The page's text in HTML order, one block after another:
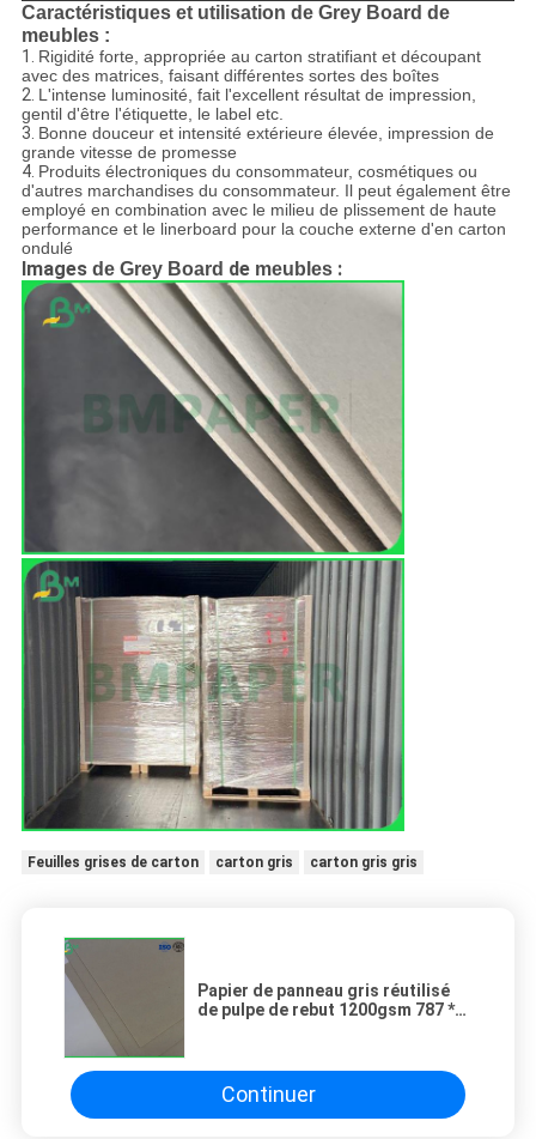
Caractéristiques et utilisation de Grey Board de
meubles :
1. Rigidité forte, appropriée au carton stratifiant et découpant
avec des matrices, faisant différentes sortes des boîtes
2. L'intense luminosité, fait l'excellent résultat de impression,
gentil d'être l'étiquette, le label etc.
3. Bonne douceur et intensité extérieure élevée, impression de
grande vitesse de promesse
4. Produits électroniques du consommateur, cosmétiques ou
d'autres marchandises du consommateur. Il peut également être
employé en combination avec le milieu de plissement de haute
performance et le linerboard pour la couche externe d'en carton
ondulé
Images de Grey Board de meubles:
Feuilles grises de carton carton gris carton gris gris
Papier de panneau gris réutilisé
de pulpe de rebut 1200gsm 787 *
Continuer